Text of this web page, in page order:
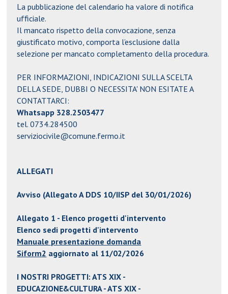
La pubblicazione del calendario havalore di notifica
ufficiale.
Il mancato rispetto della convocazione, senza
giustificato motivo, comporta l’esclusione dalla
selezione per mancato completamento della procedura.
PER INFORMAZIONI, INDICAZIONI SULLA SCELTA
DELLA SEDE, DUBBI O NECESSITA' NON ESITATE A
CONTATTARCI:
Whatsapp 328.2503477
tel. 0734.284500
serviziocivile@comune.fermo.it
ALLEGATI
Avviso (Allegato A DDS 10/IISP del 30/01/2026)
Allegato 1 - Elenco progetti d'intervento
Elenco sedi progetti d'intervento
Manuale presentazione domanda
Siform2 aggiornato al 11/02/2026
I NOSTRI PROGETTI:ATS XIX -
EDUCAZIONE&CULTURA-ATS XIX -